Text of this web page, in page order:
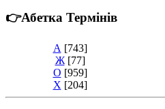
👉Абетка Термінів
А [743]
Ж [77]
О [959]
Х [204]